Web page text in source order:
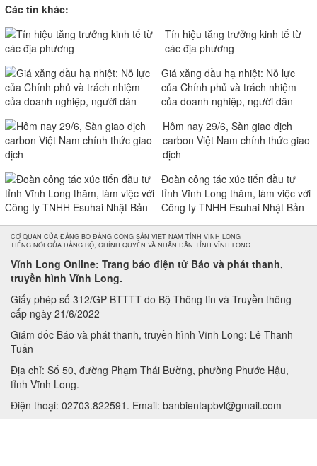
Các tin khác:
Tín hiệu tăng trưởng kinh tế từ
các địa phương
Giá xăng dầu hạ nhiệt: Nỗ lực
của Chính phủ và trách nhiệm
của doanh nghiệp, người dân
Hôm nay 29/6, Sàn giao dịch
carbon Việt Nam chính thức giao
dịch
Đoàn công tác xúc tiến đầu tư
tỉnh Vĩnh Long thăm, làm việc với
Công ty TNHH Esuhai Nhật Bản
CƠ QUAN CỦA ĐẢNG BỘ ĐẢNG CỘNG SẢN VIỆT NAM TỈNH VĨNH LONG
TIẾNG NÓI CỦA ĐẢNG BỘ, CHÍNH QUYỀN VÀ NHÂN DÂN TỈNH VĨNH LONG.
Vĩnh Long Online: Trang báo điện tử Báo và phát thanh,
truyền hình Vĩnh Long.
Giấy phép số 312/GP-BTTTT do Bộ Thông tin và Truyền thông
cấp ngày 21/6/2022
Giám đốc Báo và phát thanh, truyền hình Vĩnh Long: Lê Thanh
Tuấn
Địa chỉ: Số 50, đường Phạm Thái Bường, phường Phước Hậu,
tỉnh Vĩnh Long.
Điện thoại: 02703.822591. Email: banbientapbvl@gmail.com